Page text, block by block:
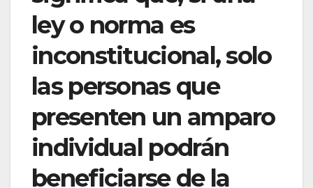
ley o norma es
inconstitucional, solo
las personas que
presenten un amparo
individual podrán
beneficiarse de la